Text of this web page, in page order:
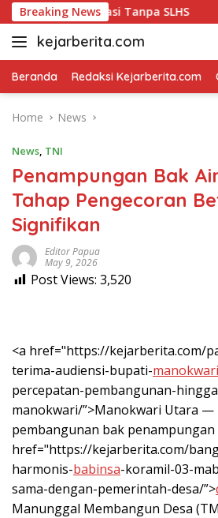
Skip
to
content
Breaking News
Tanpa SLHS
kejarberita.com
Beranda Redaksi Kejarberita.com
Home News
News, TNI
Penampungan Bak
Tahap Pengecoran
Signifikan
Editor Papua
May 9, 2026
Post Views: 3,520
<a href="https://kejarberita.com/
terima-audiensi-bupati-manokwari
percepatan-pembangunan-
manokwari/”>Manokwari Utara —
pembangunan bak penampungan
href="https://kejarberita.com/
harmonis-babinsa-koramil-03-
sama-dengan-pemerintah-desa/”>
Manunggal Membangun Desa